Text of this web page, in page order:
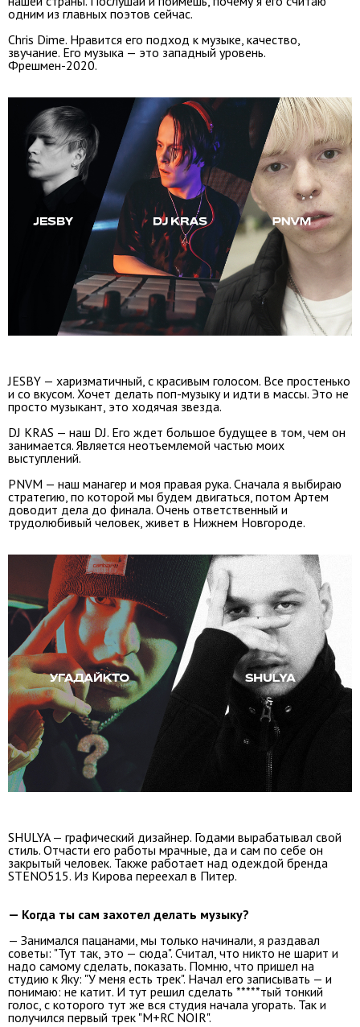
одним из главных поэтов сейчас.
Chris Dime. Нравится его подход к музыке, качество,
звучание. Его музыка — это западный уровень.
Фрешмен-2020.
JESBY — харизматичный, с красивым голосом. Все простенько
и со вкусом. Хочет делать поп-музыку и идти в массы. Это не
просто музыкант, это ходячая звезда.
DJ KRAS — наш DJ. Его ждет большое будущее в том, чем он
занимается. Является неотъемлемой частью моих
выступлений.
PNVM — наш манагер и моя правая рука. Сначала я выбираю
стратегию, по которой мы будем двигаться, потом Артем
доводит дела до финала. Очень ответственный и
трудолюбивый человек, живет в Нижнем Новгороде.
SHULYA — графический дизайнер. Годами вырабатывал свой
стиль. Отчасти его работы мрачные, да и сам по себе он
закрытый человек. Также работает над одеждой бренда
STENO515. Из Кирова переехал в Питер.
— Когда ты сам захотел делать музыку?
— Занимался пацанами, мы только начинали, я раздавал
советы: "Тут так, это — сюда". Считал, что никто не шарит и
надо самому сделать, показать. Помню, что пришел на
студию к Яку: "У меня есть трек". Начал его записывать — и
понимаю: не катит. И тут решил сделать *****тый тонкий
голос, с которого тут же вся студия начала угорать. Так и
получился первый трек "M+RC NOIR".